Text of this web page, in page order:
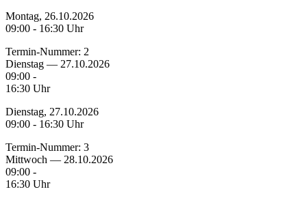
Montag, 26.10.2026
09:00 - 16:30 Uhr
Termin-Nummer: 2
Dienstag — 27.10.2026
09:00 -
16:30 Uhr
Dienstag, 27.10.2026
09:00 - 16:30 Uhr
Termin-Nummer: 3
Mittwoch — 28.10.2026
09:00 -
16:30 Uhr